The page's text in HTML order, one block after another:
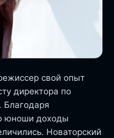
свой опыт
директора по
Благодаря
юноши доходы
Новаторский